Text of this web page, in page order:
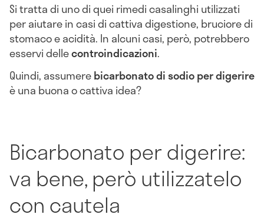
Si tratta di uno di quei rimedi casalinghi utilizzati
per aiutare in casi di cattiva digestione, bruciore di
stomaco e acidità. In alcuni casi, però, potrebbero
esservi dellecontroindicazioni.
Quindi, assumerebicarbonato di sodio per digerire
è una buona o cattiva idea?
Bicarbonato per digerire:
va bene, però utilizzatelo
con cautela